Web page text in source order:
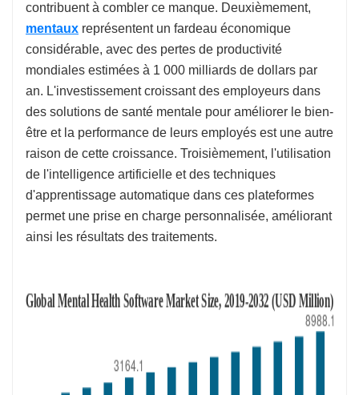
contribuent à combler ce manque. Deuxièmement,
mentaux représentent un fardeau économique
considérable, avec des pertes de productivité
mondiales estimées à 1 000 milliards de dollars par
an. L'investissement croissant des employeurs dans
des solutions de santé mentale pour améliorer le bien-
être et la performance de leurs employés est une autre
raison de cette croissance. Troisièmement, l'utilisation
de l'intelligence artificielle et des techniques
d'apprentissage automatique dans ces plateformes
permet une prise en charge personnalisée, améliorant
ainsi les résultats des traitements.